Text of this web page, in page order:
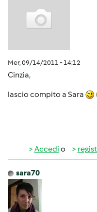
Mer, 09/14/2011 - 14:12
Cinzia,
lascio compito a Sara
Accedi o
sara70